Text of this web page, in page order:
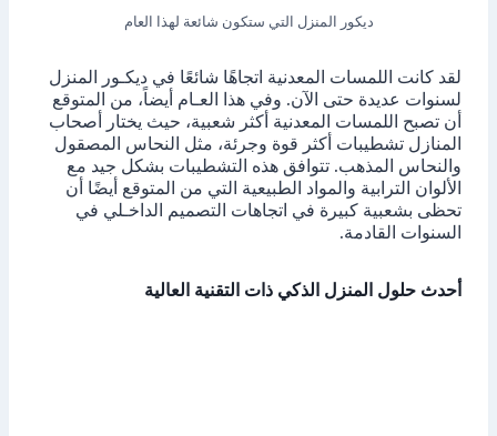
ديكور المنزل التي ستكون شائعة لهذا العام
لقد كانت اللمسات المعدنية اتجاهًا شائعًا في ديكـور المنزل
لسنوات عديدة حتى الآن. وفي هذا العـام أيضاً، من المتوقع
أن تصبح اللمسات المعدنية أكثر شعبية، حيث يختار أصحاب
المنازل تشطيبات أكثر قوة وجرئة، مثل النحاس المصقول
والنحاس المذهب. تتوافق هذه التشطيبات بشكل جيد مع
الألوان الترابية والمواد الطبيعية التي من المتوقع أيضًا أن
تحظى بشعبية كبيرة في اتجاهات التصميم الداخـلي في
السنوات القادمة.
أحدث حلول المنزل الذكي ذات التقنية العالية